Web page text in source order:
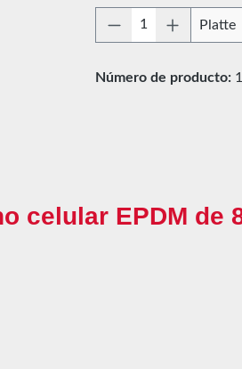
Cantidad del
Platte
Número de producto:
celular EPDM de